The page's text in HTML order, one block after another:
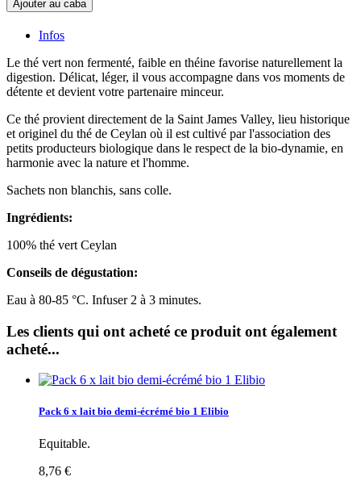
Ajouter au caba
Infos
Le thé vert non fermenté, faible en théine favorise naturellement la
digestion. Délicat, léger, il vous accompagne dans vos moments de
détente et devient votre partenaire minceur.
Ce thé provient directement de la Saint James Valley, lieu historique
et originel du thé de Ceylan où il est cultivé par l'association des
petits producteurs biologique dans le respect de la bio-dynamie, en
harmonie avec la nature et l'homme.
Sachets non blanchis, sans colle.
Ingrédients:
100% thé vert Ceylan
Conseils de dégustation:
Eau à 80-85 °C. Infuser 2 à 3 minutes.
Les clients qui ont acheté ce produit ont également
acheté...
Pack 6 x lait bio demi-écrémé bio 1 Elibio
Equitable.
8,76 €